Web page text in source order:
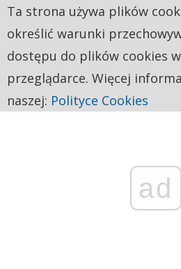
ad
Ta strona używa plików
określić warunki
dostępu do plików cookies
przeglądarce. Więcej
naszej: Polityce Cookies